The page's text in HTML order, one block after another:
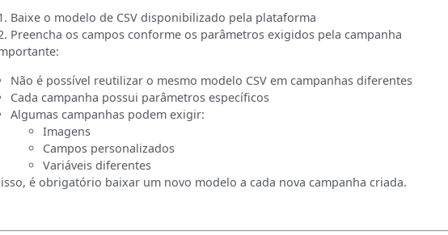
Baixe o modelo de CSV disponibilizado pela plataforma
Preencha os campos conforme os parâmetros exigidos pela campanha
Não é possível reutilizar o mesmo modelo CSV em campanhas diferentes
Cada campanha possui parâmetros específicos
Algumas campanhas podem exigir:
Imagens
Campos personalizados
Variáveis diferentes
é obrigatório baixar um novo modelo a cada nova campanha criada.